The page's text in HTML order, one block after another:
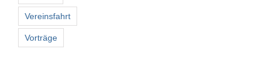
Vereinsfahrt
Vorträge